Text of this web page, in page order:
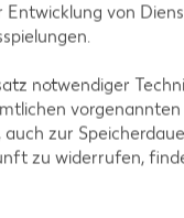
Torten-Rezepte
Pfannkuchen-
Plätzchen-Rezepte
von
notwendiger
zur
zu widerrufen,